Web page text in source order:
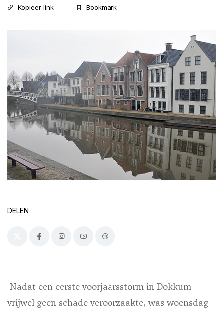
Kopieer link
Bookmark
DELEN
Nadat een eerste voorjaarsstorm in Dokkum
vrijwel geen schade veroorzaakte, was woensdag